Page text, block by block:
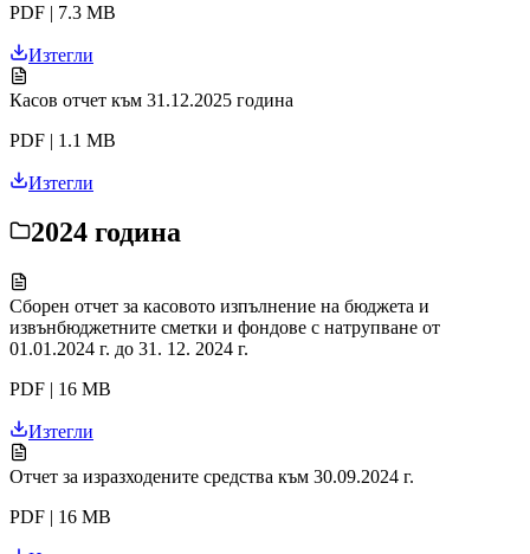
PDF | 7.3 MB
Изтегли
Касов отчет към 31.12.2025 година
PDF | 1.1 MB
Изтегли
2024 година
Сборен отчет за касовото изпълнение на бюджета и
извънбюджетните сметки и фондове с натрупване от
01.01.2024 г. до 31. 12. 2024 г.
PDF | 16 MB
Изтегли
Отчет за изразходените средства към 30.09.2024 г.
PDF | 16 MB